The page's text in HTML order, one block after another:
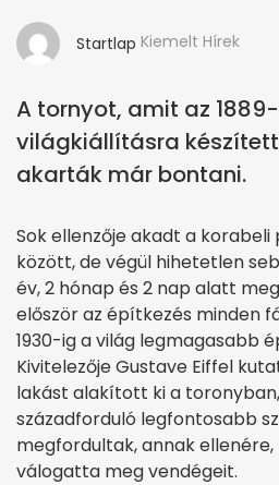
Startlap Kiemelt Hírek
A tornyot, amit az
világkiállításra
akarták már bontani.
Sok ellenzője akadt a korabeli
között, de végül hihetetlen
év, 2 hónap és 2 nap alatt
először az építkezés minden
1930-ig a világ legmagasabb
Kivitelezője Gustave Eiffel
lakást alakított ki a
századforduló legfontosabb
megfordultak, annak
válogatta meg vendégeit.